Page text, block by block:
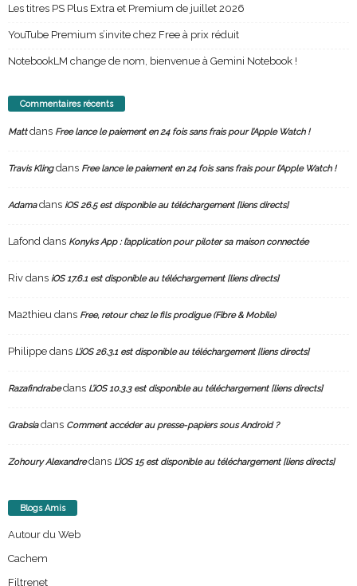
Les titres PS Plus Extra et Premium de juillet 2026
YouTube Premium s’invite chez Free à prix réduit
NotebookLM change de nom, bienvenue à Gemini Notebook !
Commentaires récents
Mattdans Free lance le paiement en 24 fois sans frais pour l’Apple Watch !
Travis Klingdans Free lance le paiement en 24 fois sans frais pour l’Apple Watch !
Adamadans iOS 26.5 est disponible au téléchargement [liens directs]
Lafond dans Konyks App : l’application pour piloter sa maison connectée
Riv dans iOS 17.6.1 est disponible au téléchargement [liens directs]
Ma2thieu dans Free, retour chez le fils prodigue (Fibre & Mobile)
Philippe dans L’iOS 26.3.1 est disponible au téléchargement [liens directs]
Razafindrabedans L’iOS 10.3.3 est disponible au téléchargement [liens directs]
Grabsiadans Comment accéder au presse-papiers sous Android ?
Zohoury Alexandredans L’iOS 15 est disponible au téléchargement [liens directs]
Blogs Amis
Autour du Web
Cachem
Filtrenet